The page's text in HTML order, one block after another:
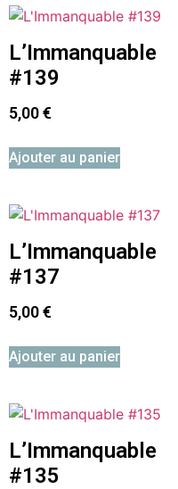
L’Immanquable
#139
5,00€
Ajouter au panier
L’Immanquable
#137
5,00€
Ajouter au panier
L’Immanquable
#135